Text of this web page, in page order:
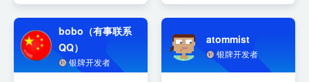
bobo（有事联系
QQ）
银牌开发者
atommist
银牌开发者